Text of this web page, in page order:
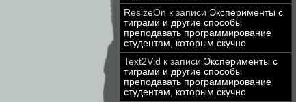
ResizeOn к записи Эксперименты с
тиграми и другие способы
преподавать программирование
студентам, которым скучно
Text2Vid к записи Эксперименты с
тиграми и другие способы
преподавать программирование
студентам, которым скучно